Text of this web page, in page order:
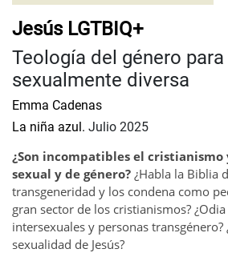
Jesús LGTBIQ+
Teología del género
sexualmente diversa
Emma Cadenas
La niña azul. Julio 2025
¿Son incompatibles el
sexual y de género? ¿Habla la Biblia
transgeneridad y los condena como
gran sector de los cristianismos?
intersexuales y personas transgénero?
sexualidad de Jesús?